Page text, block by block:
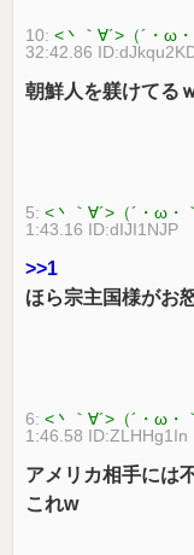
10:<丶｀∀´>（´・ω
32:42.86
朝鮮人を躾けてる
5:<丶｀∀´>（´・ω
1:43.16 ID:dIJI1NJP
>>1
ほら宗主国様がお
6:<丶｀∀´>（´・ω
1:46.58 ID:ZLHHg1In
アメリカ相手には
これw